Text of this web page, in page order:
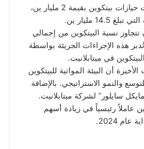
الوقت الحالي، تمتلك ميتابلانيت حيازات بيتكوين بقيمة 2 مليار ين،
مليار ين.
نسبة البيتكوين من إجمالي
قريبًا 100%. تُدبر هذه الإجراءات الجريئة بواسطة
في ميتابلانيت.
أن البيئة المواتية للبيتكوين
والنمو الاستراتيجي. بالإضافة
سايلور” لشركة ميتابلانيت.
عاملاً رئيسياً في زيادة أسهم